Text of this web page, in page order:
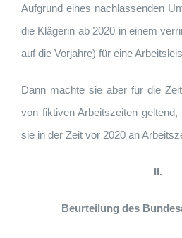
Aufgrund eines nachlassenden
die Klägerin ab 2020 in einem
auf die Vorjahre) für eine
Dann machte sie aber für die
von fiktiven Arbeitszeiten
sie in der Zeit vor 2020 an
II.
Beurteilung des